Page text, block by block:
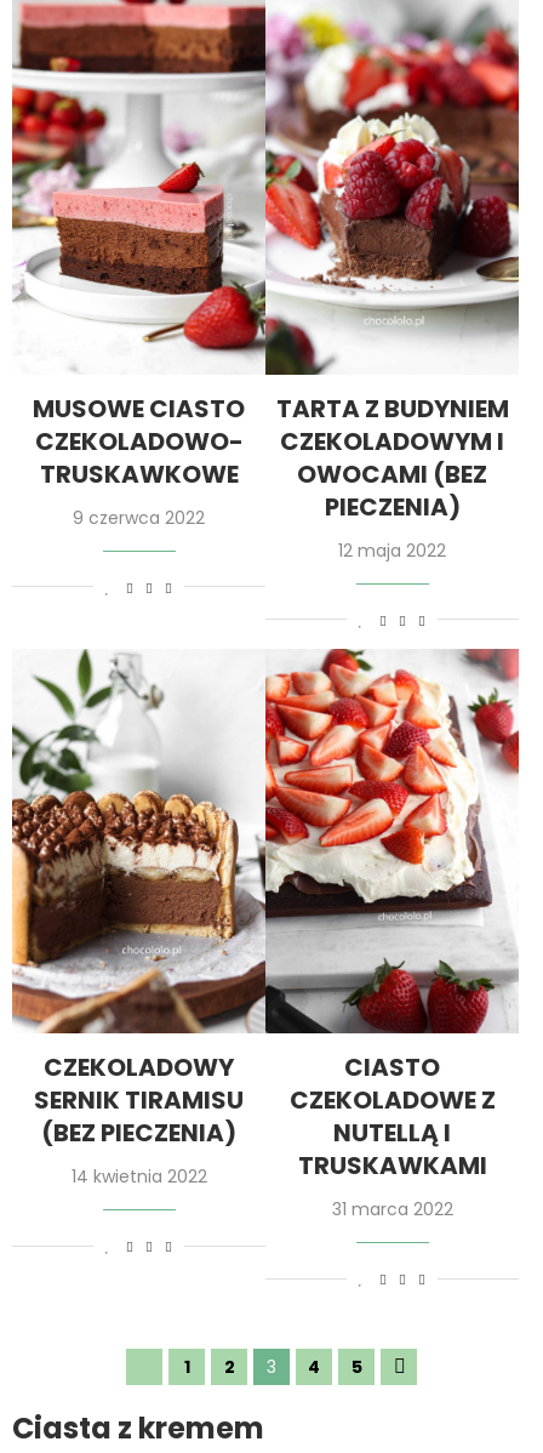
MUSOWE CIASTO
CZEKOLADOWO-
TRUSKAWKOWE
9 czerwca 2022
TARTA Z BUDYNIEM
CZEKOLADOWYM I
OWOCAMI (BEZ
PIECZENIA)
12 maja 2022
CZEKOLADOWY
SERNIK TIRAMISU
(BEZ PIECZENIA)
14 kwietnia 2022
CIASTO
CZEKOLADOWE Z
NUTELLĄ I
TRUSKAWKAMI
31 marca 2022
1 2 3 4 5
Ciasta z kremem